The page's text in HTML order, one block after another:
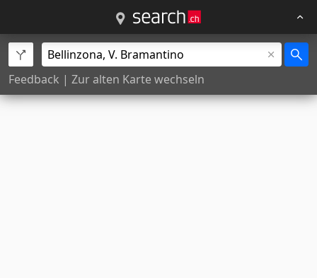
Feedback | Zur alten Karte wechseln